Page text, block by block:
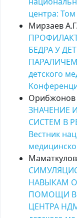
центра:
Мирзаев
БЕДРА У
ПАРАЛИЧЕМ
детского
Орибжонов
ЗНАЧЕНИЕ
СИСТЕМ В
Вестник
НАВЫКАМ
ПОМОЩИ В
ЦЕНТРА